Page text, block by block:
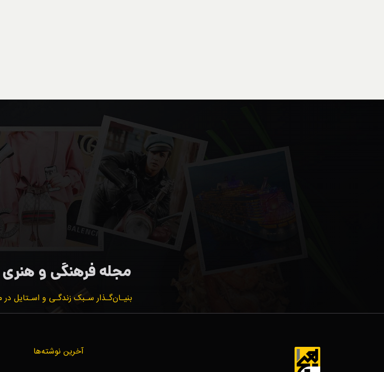
بنیـان‌گـذار سـبک زندگـی و اسـتایل در
آخرین نوشته‌ها